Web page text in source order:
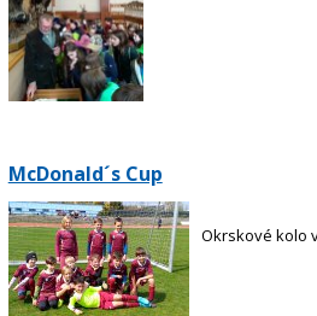
McDonald´s Cup
Okrskové kolo